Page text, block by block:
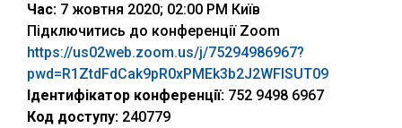
Час: 7 жовтня 2020; 02:00 PM Київ
Підключитись до конференції Zoom
https://us02web.zoom.us/j/75294986967?
pwd=R1ZtdFdCak9pR0xPMEk3b2J2WFlSUT09
Ідентифікатор конференції: 752 9498 6967
Код доступу: 240779